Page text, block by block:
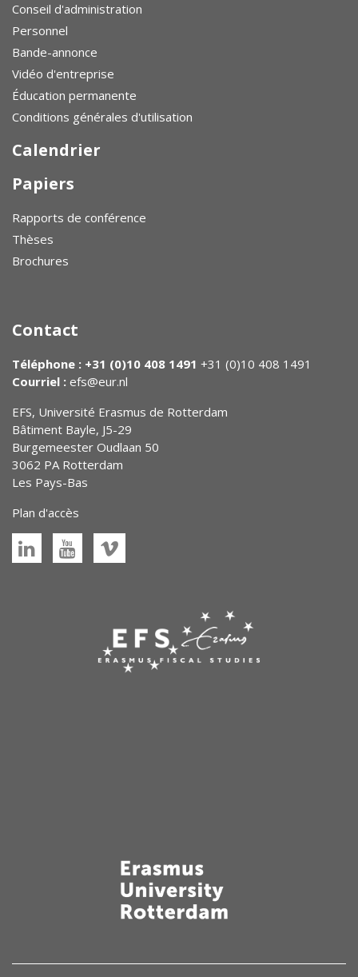
Conseil d'administration
Personnel
Bande-annonce
Vidéo d'entreprise
Éducation permanente
Conditions générales d'utilisation
Calendrier
Papiers
Rapports de conférence
Thèses
Brochures
Contact
Téléphone : +31 (0)10 408 1491 +31 (0)10 408 1491
Courriel : efs@eur.nl
EFS, Université Erasmus de Rotterdam
Bâtiment Bayle, J5-29
Burgemeester Oudlaan 50
3062 PA Rotterdam
Les Pays-Bas
Plan d'accès